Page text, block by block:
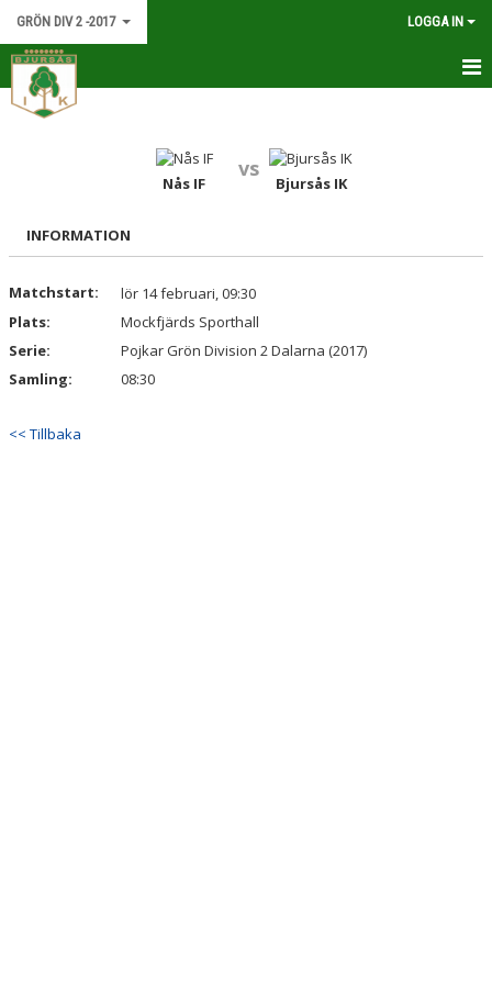
GRÖN DIV 2 -2017 LOGGA IN
HEM
MATCHER
TRUPPEN
BILDGALLERI
DOKUMENT
KONTAKT
Nås IF
vs
Bjursås IK
INFORMATION
Matchstart:
lör 14 februari, 09:30
Plats:
Mockfjärds Sporthall
Serie:
Pojkar Grön Division 2 Dalarna (2017)
Samling:
08:30
<< Tillbaka